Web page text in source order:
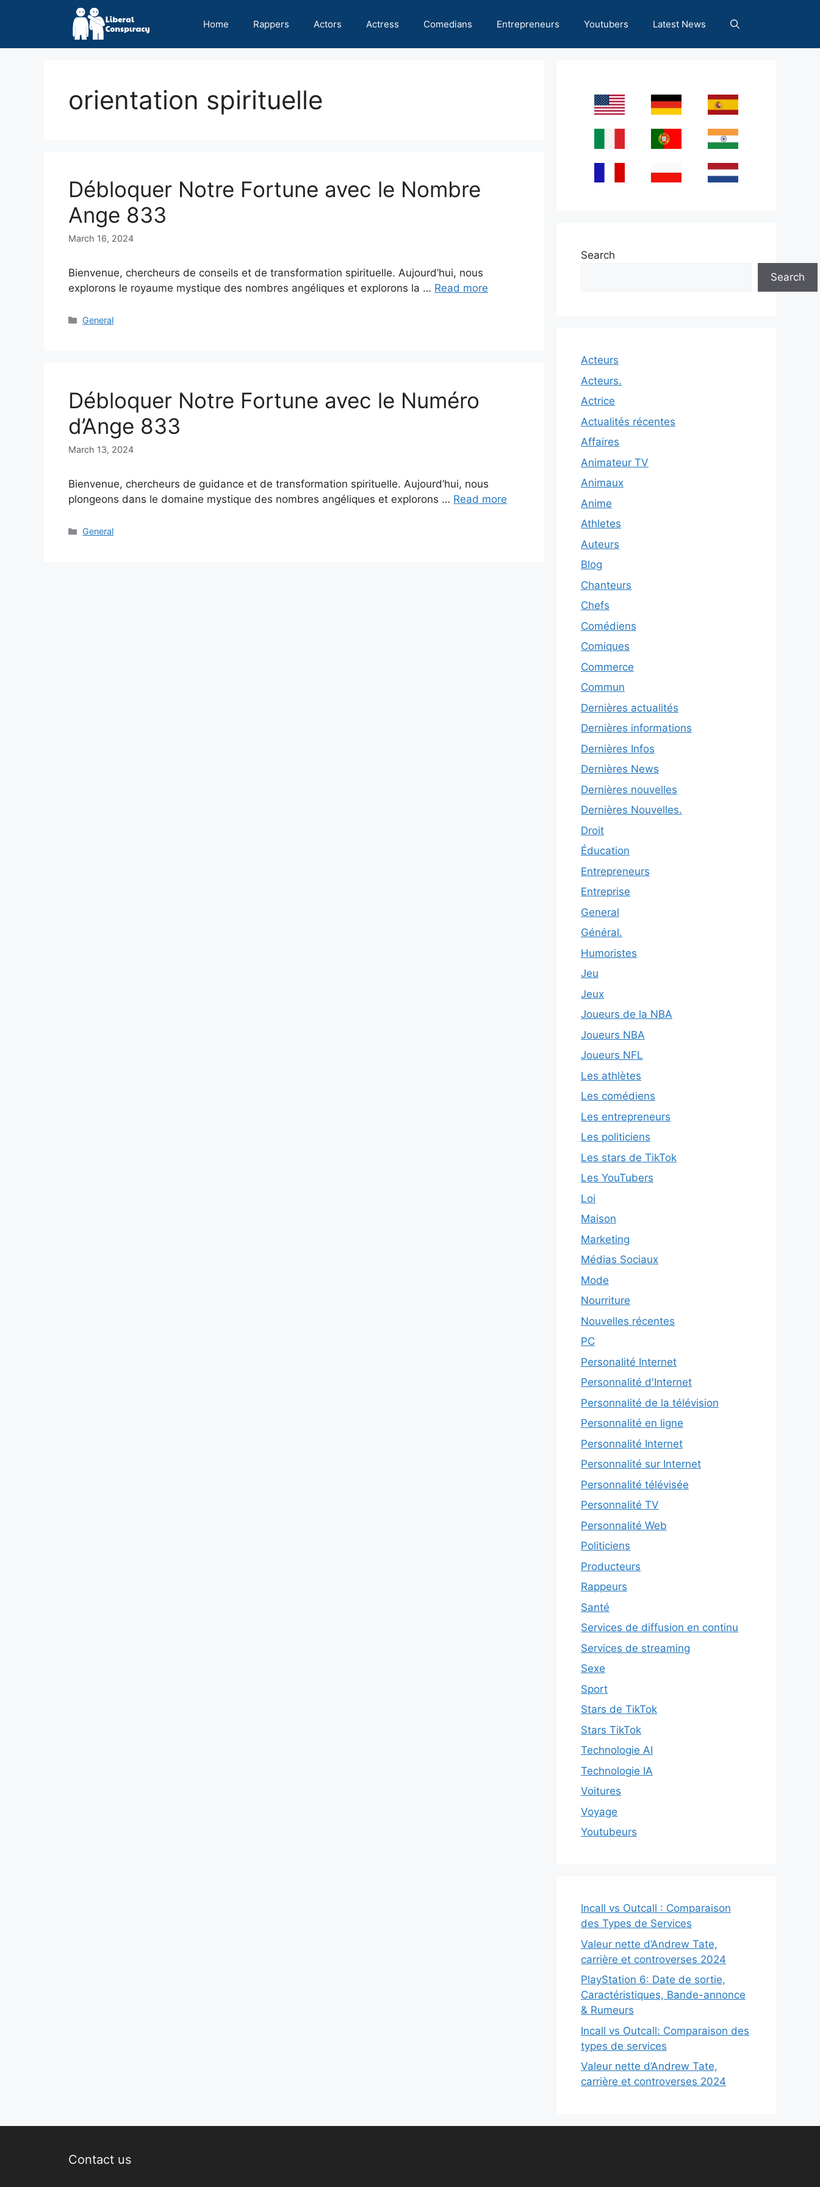
Home Rappers Actors Actress Comedians Entrepreneurs Youtubers Latest News
orientation spirituelle
Débloquer Notre Fortune avec le Nombre
Ange 833
March 16, 2024
Bienvenue, chercheurs de conseils et de transformation spirituelle. Aujourd’hui, nous
explorons le royaume mystique des nombres angéliques et explorons la … Read more
Categories
General
Débloquer Notre Fortune avec le Numéro
d’Ange 833
March 13, 2024
Bienvenue, chercheurs de guidance et de transformation spirituelle. Aujourd’hui, nous
plongeons dans le domaine mystique des nombres angéliques et explorons … Read more
Categories
General
Search
Search
Acteurs
Acteurs.
Actrice
Actualités récentes
Affaires
Animateur TV
Animaux
Anime
Athletes
Auteurs
Blog
Chanteurs
Chefs
Comédiens
Comiques
Commerce
Commun
Dernières actualités
Dernières informations
Dernières Infos
Dernières News
Dernières nouvelles
Dernières Nouvelles.
Droit
Éducation
Entrepreneurs
Entreprise
General
Général.
Humoristes
Jeu
Jeux
Joueurs de la NBA
Joueurs NBA
Joueurs NFL
Les athlètes
Les comédiens
Les entrepreneurs
Les politiciens
Les stars de TikTok
Les YouTubers
Loi
Maison
Marketing
Médias Sociaux
Mode
Nourriture
Nouvelles récentes
PC
Personalité Internet
Personnalité d'Internet
Personnalité de la télévision
Personnalité en ligne
Personnalité Internet
Personnalité sur Internet
Personnalité télévisée
Personnalité TV
Personnalité Web
Politiciens
Producteurs
Rappeurs
Santé
Services de diffusion en continu
Services de streaming
Sexe
Sport
Stars de TikTok
Stars TikTok
Technologie AI
Technologie IA
Voitures
Voyage
Youtubeurs
Incall vs Outcall : Comparaison
des Types de Services
Valeur nette d’Andrew Tate,
carrière et controverses 2024
PlayStation 6: Date de sortie,
Caractéristiques, Bande-annonce
& Rumeurs
Incall vs Outcall: Comparaison des
types de services
Valeur nette d’Andrew Tate,
carrière et controverses 2024
Contact us